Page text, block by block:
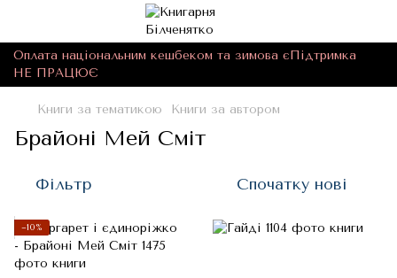
Оплата національним кешбеком та зимова єПідтримка
НЕ ПРАЦЮЄ
Книги за тематикою Книги за автором
Брайоні Мей Сміт
Фільтр Спочатку нові
−10%